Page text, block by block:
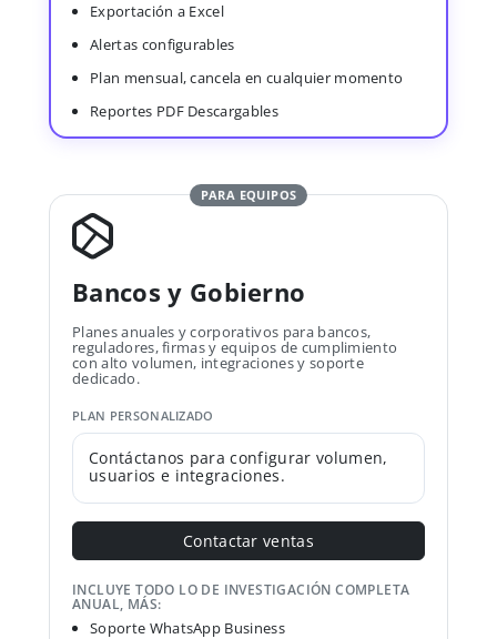
Exportación a Excel
Alertas configurables
Plan mensual, cancela en cualquier momento
Reportes PDF Descargables
PARA EQUIPOS
Bancos y Gobierno
Planes anuales y corporativos para bancos,
reguladores, firmas y equipos de cumplimiento
con alto volumen, integraciones y soporte
dedicado.
PLAN PERSONALIZADO
Contáctanos para configurar volumen,
usuarios e integraciones.
Contactar ventas
INCLUYE TODO LO DE INVESTIGACIÓN COMPLETA
ANUAL, MÁS:
Soporte WhatsApp Business